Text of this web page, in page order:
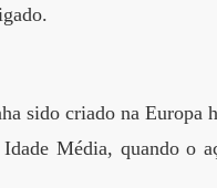
sido criado na Europa
Média, quando o